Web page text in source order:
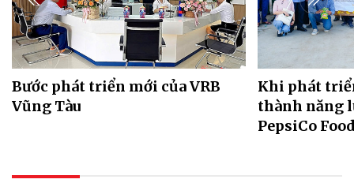
Bước phát triển mới của VRB
Vũng Tàu
Khi phát
thành năng
PepsiCo